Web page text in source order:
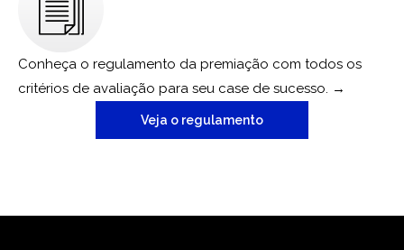
Conheça o regulamento da premiação com todos os
critérios de avaliação para seu case de sucesso. →
Veja o regulamento